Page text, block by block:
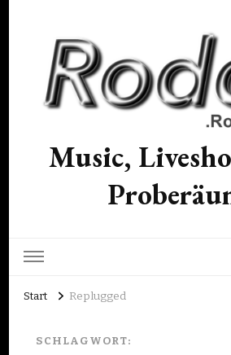
Music,
Start Replugged
SCHLAGWORT: